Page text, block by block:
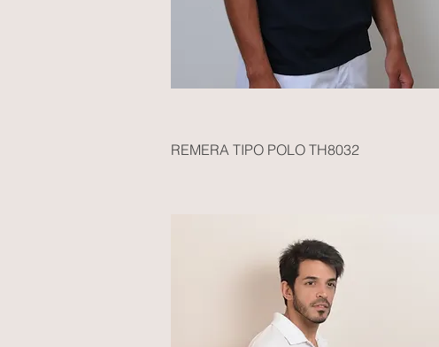
REMERA TIPO POLO TH8032